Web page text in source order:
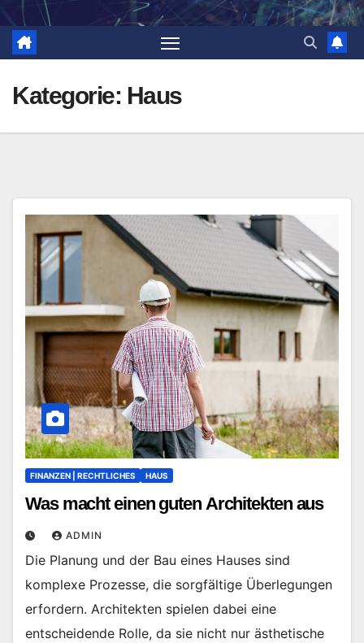
Kategorie: Haus
FINANZEN | RECHTLICHES HAUS
Was macht einen guten Architekten aus
ADMIN
Die Planung und der Bau eines Hauses sind
komplexe Prozesse, die sorgfältige Überlegungen
erfordern. Architekten spielen dabei eine
entscheidende Rolle, da sie nicht nur ästhetische